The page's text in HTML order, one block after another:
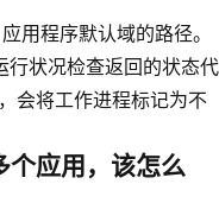
用程序默认域的路径。
行状况检查返回的状态代
会将工作进程标记为不
个应用，该怎么